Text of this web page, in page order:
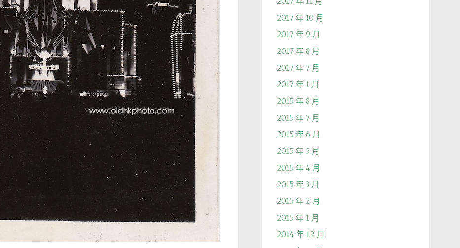
2017 年 10 月
2017 年 9 月
2017 年 8 月
2017 年 7 月
2017 年 1 月
2015 年 8 月
2015 年 7 月
2015 年 6 月
2015 年 5 月
2015 年 4 月
2015 年 3 月
2015 年 2 月
2015 年 1 月
2014 年 12 月